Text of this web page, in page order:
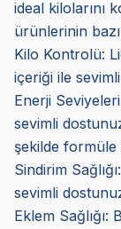
ideal kilolarını
ürünlerinin
Kilo Kontrolü:
içeriği ile
Enerji
sevimli
şekilde formüle
Sindirim
sevimli
Eklem Sağlığı: